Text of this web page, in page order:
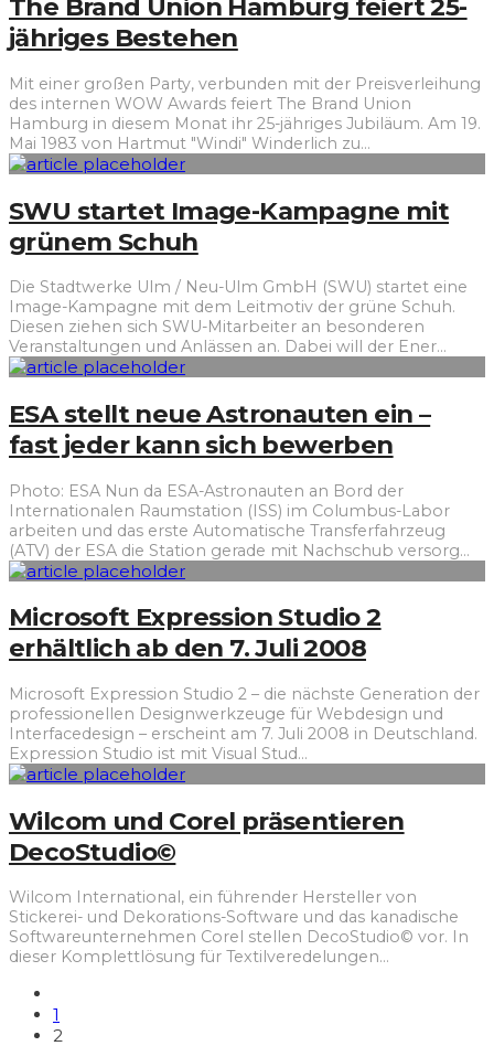
The Brand Union Hamburg feiert 25-
jähriges Bestehen
Mit einer großen Party, verbunden mit der Preisverleihung
des internen WOW Awards feiert The Brand Union
Hamburg in diesem Monat ihr 25-jähriges Jubiläum. Am 19.
Mai 1983 von Hartmut "Windi" Winderlich zu...
SWU startet Image-Kampagne mit
grünem Schuh
Die Stadtwerke Ulm / Neu-Ulm GmbH (SWU) startet eine
Image-Kampagne mit dem Leitmotiv der grüne Schuh.
Diesen ziehen sich SWU-Mitarbeiter an besonderen
Veranstaltungen und Anlässen an. Dabei will der Ener...
ESA stellt neue Astronauten ein –
fast jeder kann sich bewerben
Photo: ESA Nun da ESA-Astronauten an Bord der
Internationalen Raumstation (ISS) im Columbus-Labor
arbeiten und das erste Automatische Transferfahrzeug
(ATV) der ESA die Station gerade mit Nachschub versorg...
Microsoft Expression Studio 2
erhältlich ab den 7. Juli 2008
Microsoft Expression Studio 2 – die nächste Generation der
professionellen Designwerkzeuge für Webdesign und
Interfacedesign – erscheint am 7. Juli 2008 in Deutschland.
Expression Studio ist mit Visual Stud...
Wilcom und Corel präsentieren
DecoStudio©
Wilcom International, ein führender Hersteller von
Stickerei- und Dekorations-Software und das kanadische
Softwareunternehmen Corel stellen DecoStudio© vor. In
dieser Komplettlösung für Textilveredelungen...
1
2